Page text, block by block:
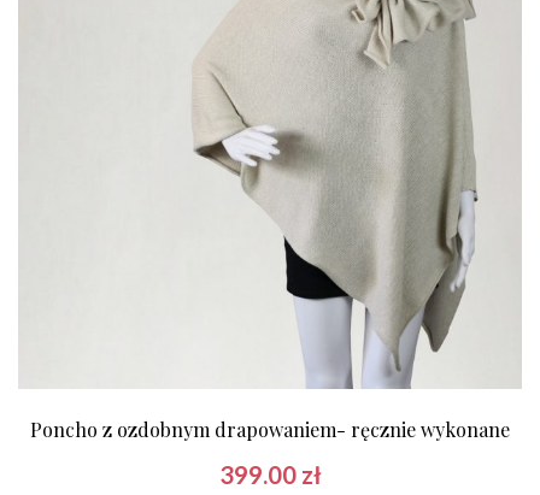
Poncho z ozdobnym drapowaniem- ręcznie wykonane
399.00 zł